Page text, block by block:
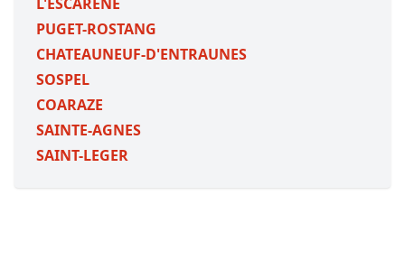
PUGET-ROSTANG
CHATEAUNEUF-D'ENTRAUNES
SOSPEL
COARAZE
SAINTE-AGNES
SAINT-LEGER